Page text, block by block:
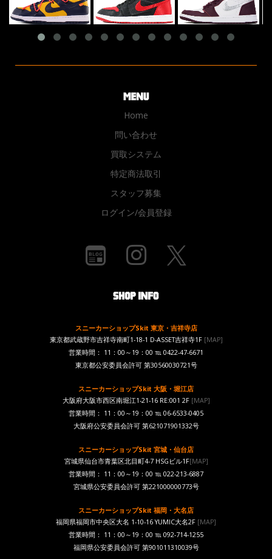
Home
問い合わせ
買取システム
特定商法取引
スタッフ募集
ログイン/会員登録
スニーカーショップSkit 東京・吉祥寺店
東京都武蔵野市吉祥寺南町1-18-1 D-ASSET吉祥寺1F [MAP]
営業時間： 11：00～19：00 ℡ 0422-47-6671
東京都公安委員会許可 第30560030721号
スニーカーショップSkit 大阪・堀江店
大阪府大阪市西区南堀江1-21-16 RE:001 2F[MAP]
営業時間： 11：00～19：00 ℡ 06-6533-0405
大阪府公安委員会許可 第621071901332号
スニーカーショップSkit 宮城・仙台店
宮城県仙台市青葉区北目町4-7 HSGビル1F[MAP]
営業時間： 11：00～19：00 ℡ 022-213-6887
宮城県公安委員会許可 第221000000773号
スニーカーショップSkit 福岡・大名店
福岡県福岡市中央区大名 1-10-16 YUMIC大名2F [MAP]
営業時間： 11：00～19：00 ℡ 092-714-1255
福岡県公安委員会許可 第901011310039号